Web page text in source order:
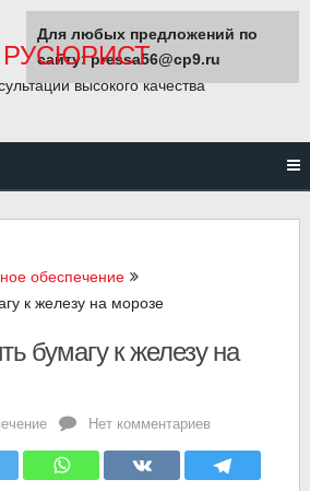
РУСЮРИСТ
высокого качества
обеспечение
к железу на морозе
бумагу к железу на
Нет комментариев
Для любых предложений по
сайту: pressa56@cp9.ru